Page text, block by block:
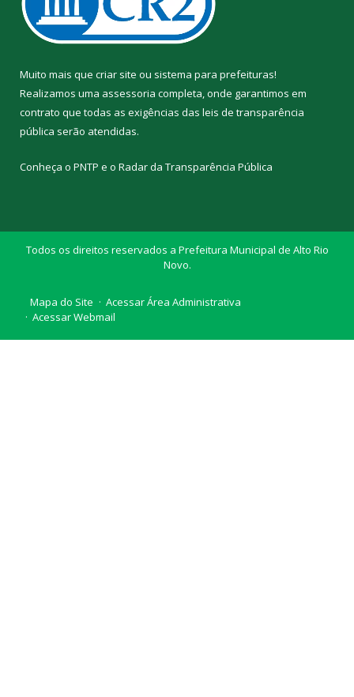
Muito mais que criar site ou sistema para prefeituras!
Realizamos uma assessoria completa, onde garantimos em
contrato que todas as exigências das leis de transparência
pública serão atendidas.
Conheça o PNTP e o Radar da Transparência Pública
Todos os direitos reservados a Prefeitura Municipal de Alto Rio
Novo.
Mapa do Site
Acessar Área Administrativa
Acessar Webmail